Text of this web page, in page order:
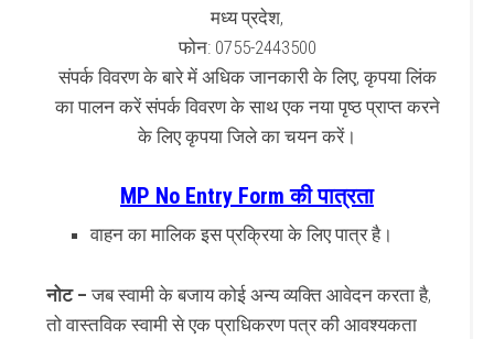
मध्य प्रदेश,
फोन: 0755-2443500
संपर्क विवरण के बारे में अधिक जानकारी के लिए, कृपया लिंक
का पालन करें संपर्क विवरण के साथ एक नया पृष्ठ प्राप्त करने
के लिए कृपया जिले का चयन करें।
MP No Entry Form की पात्रता
वाहन का मालिक इस प्रक्रिया के लिए पात्र है।
नोट – जब स्वामी के बजाय कोई अन्य व्यक्ति आवेदन करता है,
तो वास्तविक स्वामी से एक प्राधिकरण पत्र की आवश्यकता